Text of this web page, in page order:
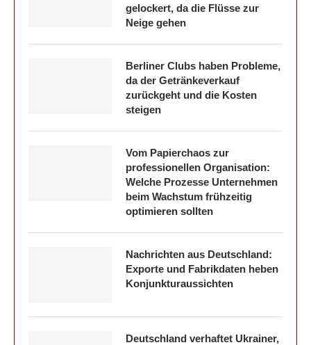
gelockert, da die Flüsse zur
Neige gehen
Berliner Clubs haben Probleme,
da der Getränkeverkauf
zurückgeht und die Kosten
steigen
Vom Papierchaos zur
professionellen Organisation:
Welche Prozesse Unternehmen
beim Wachstum frühzeitig
optimieren sollten
Nachrichten aus Deutschland:
Exporte und Fabrikdaten heben
Konjunkturaussichten
Deutschland verhaftet Ukrainer,